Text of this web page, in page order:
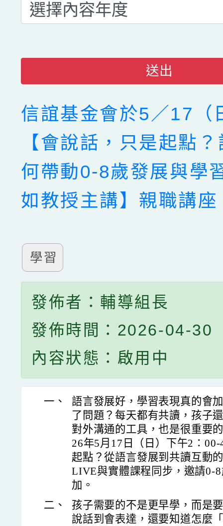
送出
信誼基金會於5／17（
【會說話，只是起點
何帶動0-8歲發展與學
如教授主講】親職講座
學習
發佈者：輔導組長
發佈時間：2026-04-30
內容狀態：啟用中
一、
語言發展好，學習表現真的會
了問題？每天都有共讀，孩子
對外溝通的工具，也是很重要
26年5月17日（日）下午2：
起點？從語言發展到共讀互動
LIVE與實體課程同步，邀請0-
加。
二、
孩子需要的不是更早學，而是
說話到會表達，還要知道怎麼